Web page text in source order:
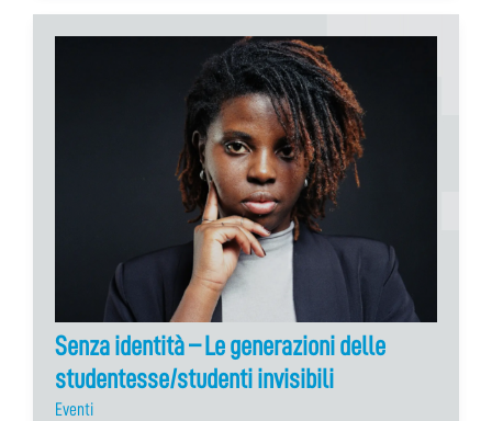
Senza identità – Le generazioni delle
studentesse/studenti invisibili
Eventi